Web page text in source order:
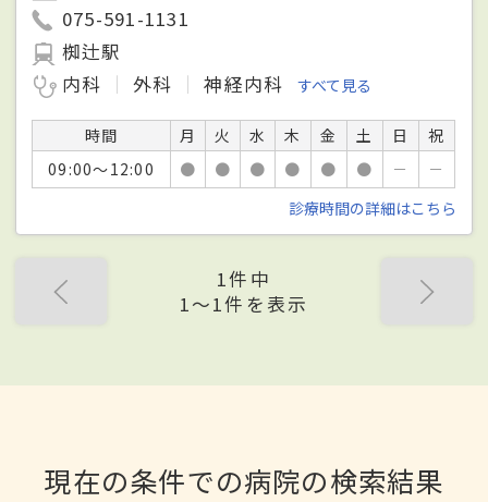
075-591-1131
椥辻駅
内科
外科 神経内科 すべて見る
時間 月 火 水 木 金 土 日
祝
09:00～12:00
● ● ● ● ● ● －
－
診療時間の詳細はこちら
1件中
1〜1件を表示
現在の条件での病院の検索結果